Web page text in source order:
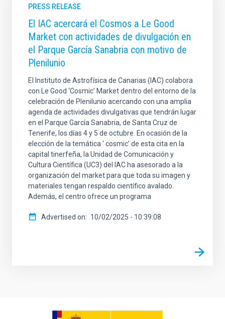
PRESS RELEASE
El IAC acercará el Cosmos a Le Good
Market con actividades de divulgación en
el Parque García Sanabria con motivo de
Plenilunio
El Instituto de Astrofísica de Canarias (IAC) colabora
con Le Good ‘Cosmic’ Market dentro del entorno de la
celebración de Plenilunio acercando con una amplia
agenda de actividades divulgativas que tendrán lugar
en el Parque García Sanabria, de Santa Cruz de
Tenerife, los días 4 y 5 de octubre. En ocasión de la
elección de la temática ‘ cosmic’ de esta cita en la
capital tinerfeña, la Unidad de Comunicación y
Cultura Científica (UC3) del IAC ha asesorado a la
organización del market para que toda su imagen y
materiales tengan respaldo científico avalado.
Además, el centro ofrece un programa
Advertised on 10/02/2025 - 10:39:08